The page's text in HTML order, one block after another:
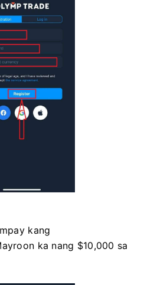
kang
ka nang $10,000 sa